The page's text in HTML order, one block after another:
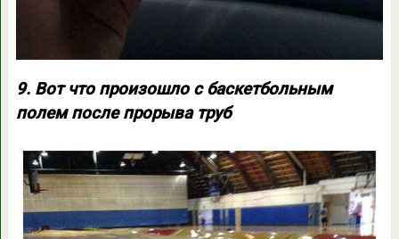
9. Вот что произошло с баскетбольным
полем после прорыва труб